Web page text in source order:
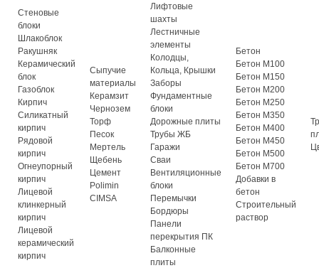
Стеновые
блоки
Шлакоблок
Ракушняк
Керамический
блок
Газоблок
Кирпич
Силикатный
кирпич
Рядовой
кирпич
Огнеупорный
кирпич
Лицевой
клинкерный
кирпич
Лицевой
керамический
кирпич
Сыпучие
материалы
Керамзит
Чернозем
Торф
Песок
Мертель
Щебень
Цемент
Polimin
CIMSA
Лифтовые
шахты
Лестничные
элементы
Колодцы,
Кольца, Крышки
Заборы
Фундаментные
блоки
Дорожные плиты
Трубы ЖБ
Гаражи
Сваи
Вентиляционные
блоки
Перемычки
Бордюры
Панели
перекрытия ПК
Балконные
плиты
Бетон
Бетон М100
Бетон М150
Бетон М200
Бетон М250
Бетон М350
Бетон М400
Бетон М450
Бетон М500
Бетон М700
Добавки в
бетон
Строительный
раствор